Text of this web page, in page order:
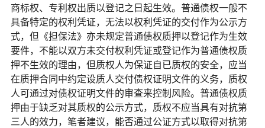
商标权、专利权出质以登记之日起生效。普通债权一般不
具备特定的权利凭证，无法以权利凭证的交付作为公示方
式，但《担保法》亦未规定普通债权质押以登记作为生效
要件，不能以双方未交付权利凭证或登记作为普通债权质
押不生效的理由，但质权人为保证自已质权的安全，应当
在质押合同中约定设质人交付债权证明文件的义务，质权
人可通过对债权证明文件的审查来控制风险。普通债权质
押由于缺乏对其质权的公示方式，质权不应当具有对抗第
三人的效力，笔者建议，能否通过公证方式以取得对抗第